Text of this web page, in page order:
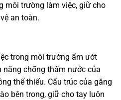
môi trường làm việc, giữ cho
an toàn.
trong môi trường ẩm ướt
năng chống thấm nước của
thể thiếu. Cấu trúc của găng
bên trong, giữ cho tay luôn